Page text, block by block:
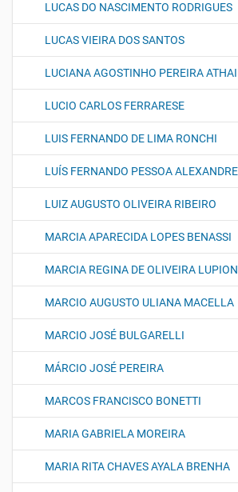
LUCAS DO NASCIMENTO RODRIGUES
LUCAS VIEIRA DOS SANTOS
LUCIANA AGOSTINHO PEREIRA
LUCIO CARLOS FERRARESE
LUIS FERNANDO DE LIMA RONCHI
LUÍS FERNANDO PESSOA ALEXANDRE
LUIZ AUGUSTO OLIVEIRA RIBEIRO
MARCIA APARECIDA LOPES BENASSI
MARCIA REGINA DE OLIVEIRA LUPION
MARCIO AUGUSTO ULIANA MACELLA
MARCIO JOSÉ BULGARELLI
MÁRCIO JOSÉ PEREIRA
MARCOS FRANCISCO BONETTI
MARIA GABRIELA MOREIRA
MARIA RITA CHAVES AYALA BRENHA